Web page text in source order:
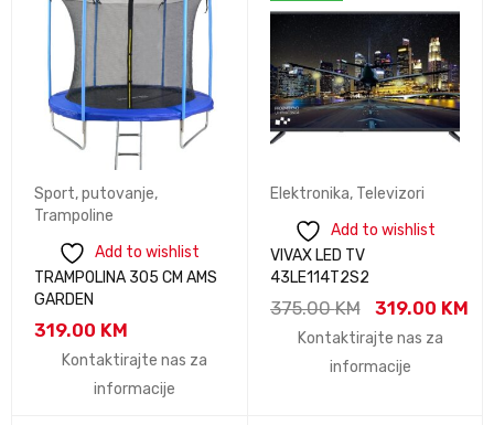
Sport, putovanje,
Trampoline
Add to wishlist
TRAMPOLINA 305 CM AMS
GARDEN
319.00 KM
Kontaktirajte nas za
informacije
Elektronika, Televizori
Add to wishlist
VIVAX LED TV
43LE114T2S2
375.00KM 319.00 KM
Kontaktirajte nas za
informacije